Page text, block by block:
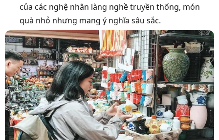
của các nghệ nhân làng nghề truyền thống, món
quà nhỏ nhưng mang ý nghĩa sâu sắc.